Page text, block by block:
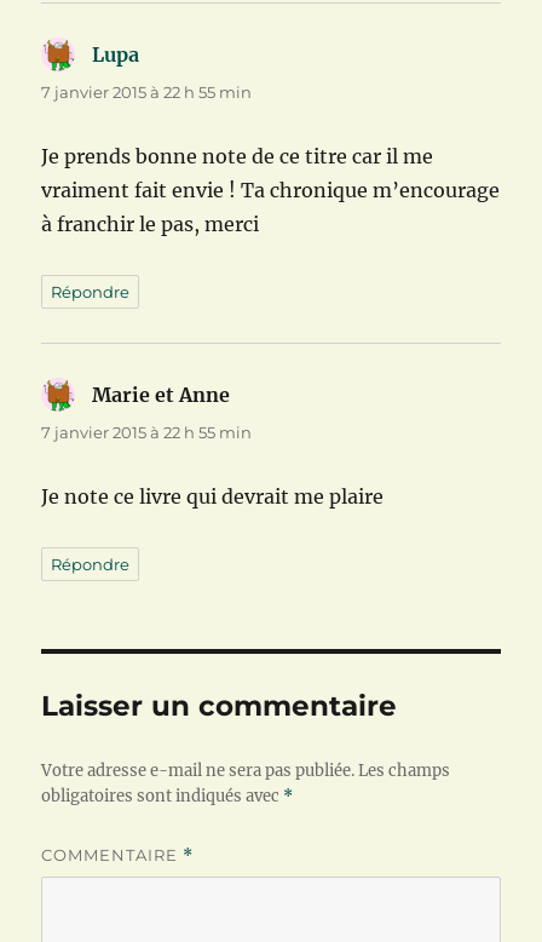
Lupa
7 janvier 2015 à 22 h 55 min
Je prends bonne note de ce titre car il me
vraiment fait envie ! Ta chronique m’encourage
à franchir le pas, merci
Répondre
Marie et Anne
7 janvier 2015 à 22 h 55 min
Je note ce livre qui devrait me plaire
Répondre
Laisser un commentaire
Votre adresse e-mail ne sera pas publiée. Les champs
obligatoires sont indiqués avec *
COMMENTAIRE *